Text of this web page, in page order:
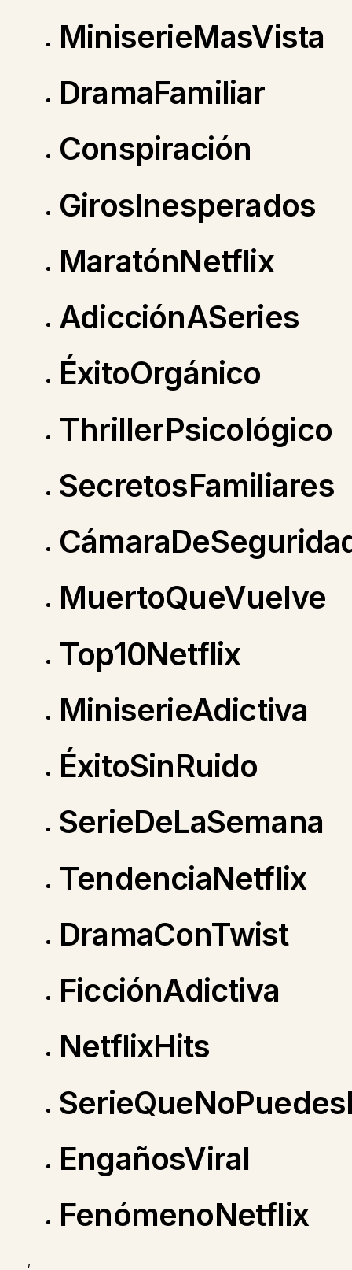
MiniserieMasVista
DramaFamiliar
Conspiración
GirosInesperados
MaratónNetflix
AdicciónASeries
ÉxitoOrgánico
ThrillerPsicológico
SecretosFamiliares
MuertoQueVuelve
Top10Netflix
MiniserieAdictiva
ÉxitoSinRuido
SerieDeLaSemana
TendenciaNetflix
DramaConTwist
FicciónAdictiva
NetflixHits
EngañosViral
FenómenoNetflix
,